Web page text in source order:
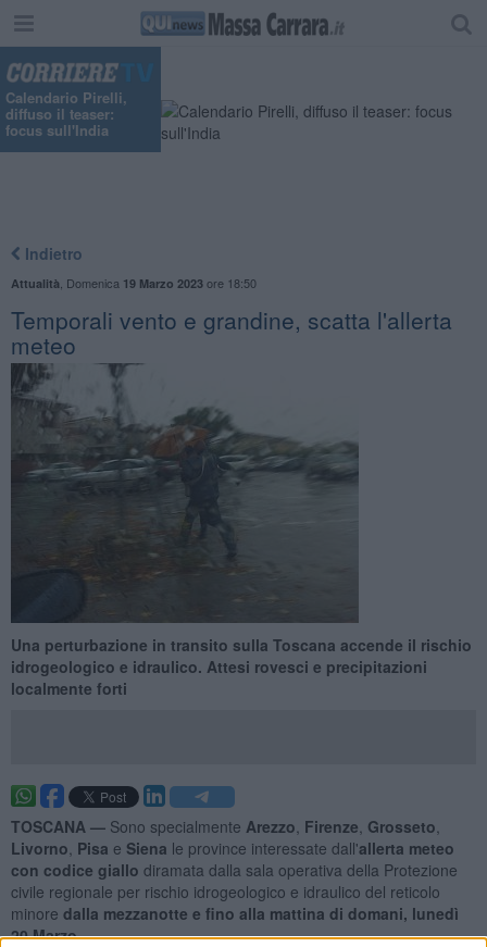
Calendario Pirelli,
diffuso il teaser:
focus sull'India
Indietro
Attualità Domenica 19 Marzo 2023ore 18:50
Temporali vento e grandine, scatta l'allerta
meteo
Una perturbazione in transito sulla Toscana accende il rischio
idrogeologico e idraulico. Attesi rovesci e precipitazioni
localmente forti
TOSCANA — Sono specialmente Arezzo Firenze Grosseto
Livorno Pisa e Siena le province interessate dall'allerta meteo
con codice giallo diramata dalla sala operativa della Protezione
civile regionale per rischio idrogeologico e idraulico del reticolo
minore dalla mezzanotte e fino alla mattina di domani, lunedì
20 Marzo.